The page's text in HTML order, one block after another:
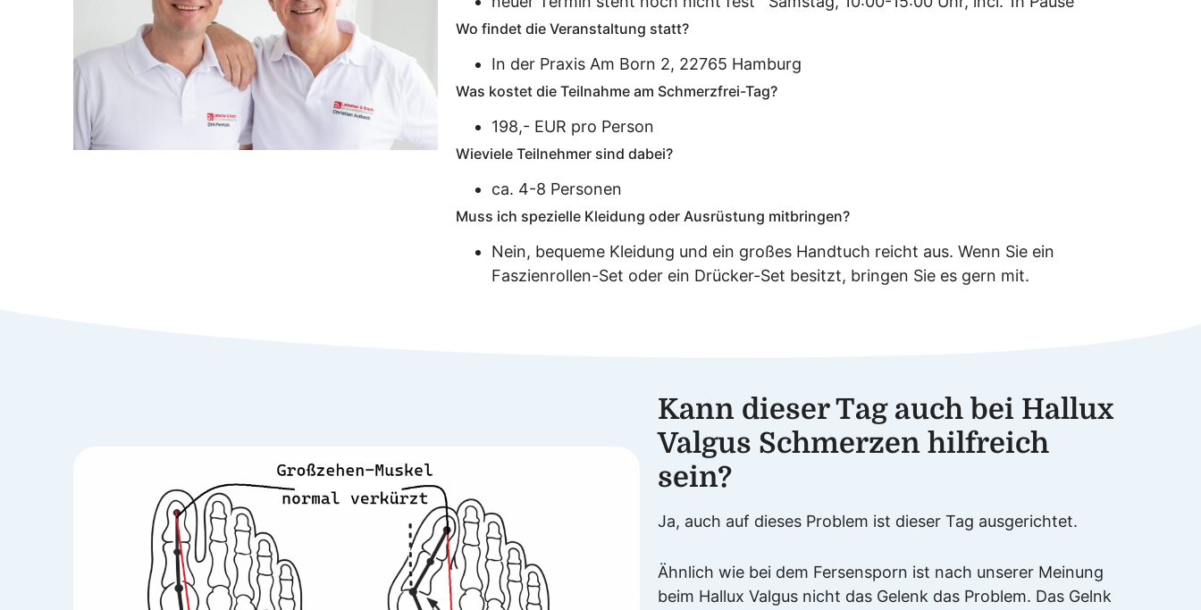
Wo findet die Veranstaltung statt?
In der Praxis Am Born 2, 22765 Hamburg
Was kostet die Teilnahme am Schmerzfrei-Tag?
198,- EUR pro Person
Wieviele Teilnehmer sind dabei?
ca. 4-8 Personen
Muss ich spezielle Kleidung oder Ausrüstung mitbringen?
Nein, bequeme Kleidung und ein großes Handtuch reicht aus. Wenn Sie ein
Faszienrollen-Set oder ein Drücker-Set besitzt, bringen Sie es gern mit.
Kann dieser Tag auch bei Hallux
Valgus Schmerzen hilfreich
sein?
Ja, auch auf dieses Problem ist dieser Tag ausgerichtet.
Ähnlich wie bei dem Fersensporn ist nach unserer Meinung
beim Hallux Valgus nicht das Gelenk das Problem. Das Gelnk